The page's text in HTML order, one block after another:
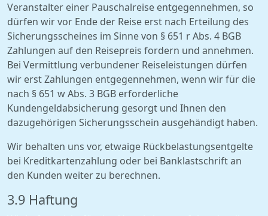
Veranstalter einer Pauschalreise entgegennehmen, so
dürfen wir vor Ende der Reise erst nach Erteilung des
Sicherungsscheines im Sinne von § 651 r Abs. 4 BGB
Zahlungen auf den Reisepreis fordern und annehmen.
Bei Vermittlung verbundener Reiseleistungen dürfen
wir erst Zahlungen entgegennehmen, wenn wir für die
nach § 651 w Abs. 3 BGB erforderliche
Kundengeldabsicherung gesorgt und Ihnen den
dazugehörigen Sicherungsschein ausgehändigt haben.
Wir behalten uns vor, etwaige Rückbelastungsentgelte
bei Kreditkartenzahlung oder bei Banklastschrift an
den Kunden weiter zu berechnen.
3.9 Haftung